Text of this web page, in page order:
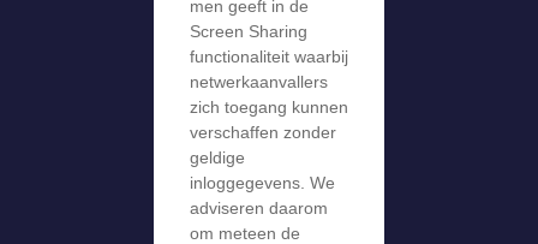
men geeft in de
Screen Sharing
functionaliteit waarbij
netwerkaanvallers
zich toegang kunnen
verschaffen zonder
geldige
inloggegevens. We
adviseren daarom
om meteen de